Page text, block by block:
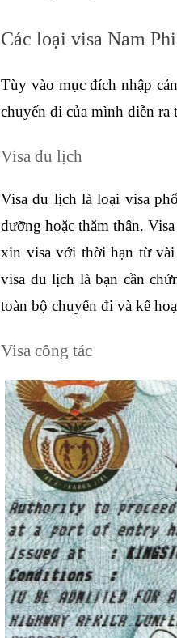
Các loại visa Nam
Tùy vào mục đích nhập
chuyến đi của mình diễn ra
Visa du lịch
Visa du lịch là loại visa
dưỡng hoặc thăm thân.
xin visa với thời hạn từ
visa du lịch là bạn cần
toàn bộ chuyến đi và kế
Visa công tác